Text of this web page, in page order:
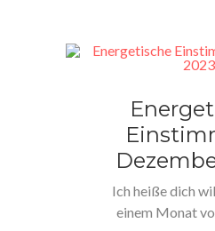
erleben
Ich heiße dich
einem Monat